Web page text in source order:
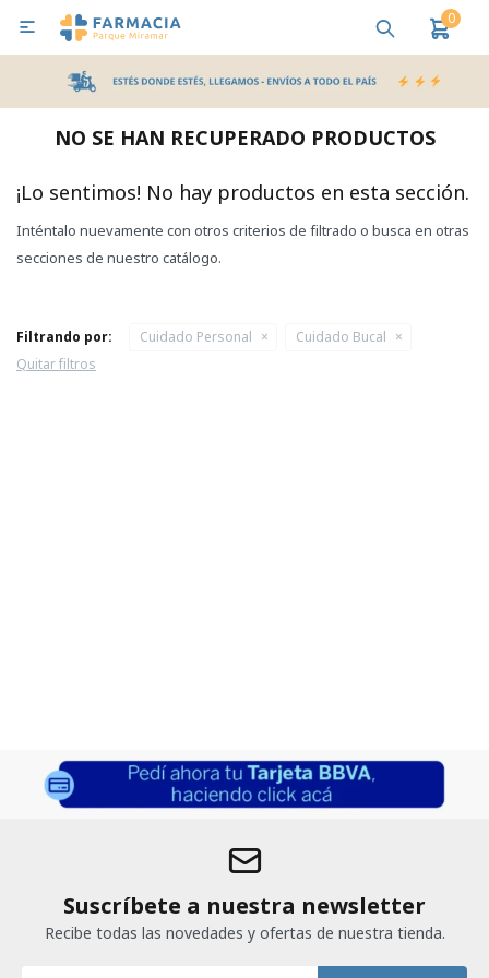
0

NO SE HAN RECUPERADO PRODUCTOS
¡Lo sentimos! No hay productos en esta sección.
Inténtalo nuevamente con otros criterios de filtrado o busca en otras
secciones de nuestro catálogo.
Filtrando por: Cuidado Personal
Cuidado Bucal
Quitar filtros
Suscríbete a nuestra newsletter
Recibe todas las novedades y ofertas de nuestra tienda.
MI CUENTA
Bebes y Maternidad Salud
Pañales y Toallitas
Lactancia y Nutrición
Higiene y Bienestar